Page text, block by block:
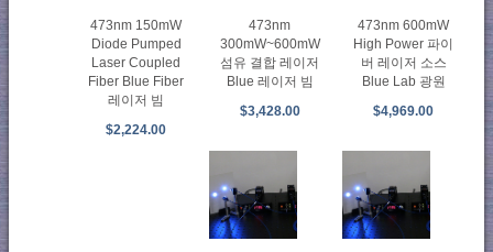
473nm 150mW
Diode Pumped
Laser Coupled
Fiber Blue Fiber
레이저 빔
$2,224.00
473nm
300mW~600mW
섬유 결합 레이저
Blue 레이저 빔
$3,428.00
473nm 600mW
High Power 파이
버 레이저 소스
Blue Lab 광원
$4,969.00